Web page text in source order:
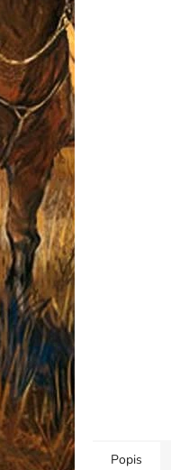
Popis